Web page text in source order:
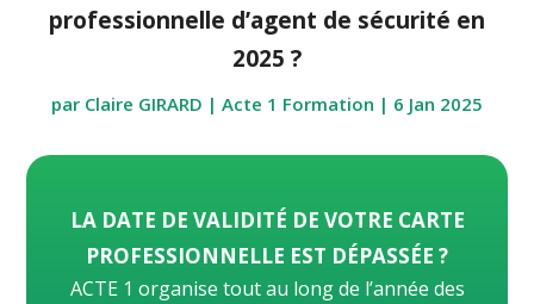
professionnelle d’agent de sécurité en
2025 ?
par Claire GIRARD | Acte 1 Formation | 6 Jan 2025
LA DATE DE VALIDITÉ DE VOTRE CARTE
PROFESSIONNELLE EST DÉPASSÉE ?
ACTE 1 organise tout au long de l’année des